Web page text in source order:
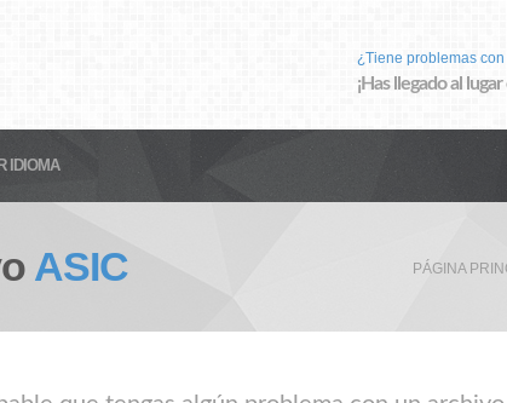
¿Tiene problemas
¡Has llegado al
IDIOMA
ASIC PÁGINA